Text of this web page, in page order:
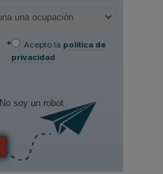
*
Acepto la política de
privacidad.
No soy un robot